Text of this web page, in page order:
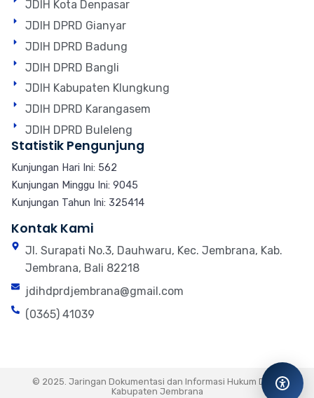
JDIH Kota Denpasar
JDIH DPRD Gianyar
JDIH DPRD Badung
JDIH DPRD Bangli
JDIH Kabupaten Klungkung
JDIH DPRD Karangasem
JDIH DPRD Buleleng
Statistik Pengunjung
Kunjungan Hari Ini: 562
Kunjungan Minggu Ini: 9045
Kunjungan Tahun Ini: 325414
Kontak Kami
Jl. Surapati No.3, Dauhwaru, Kec. Jembrana, Kab.
Jembrana, Bali 82218
jdihdprdjembrana@gmail.com
(0365) 41039
© 2025. Jaringan Dokumentasi dan Informasi Hukum DPRD
Kabupaten Jembrana